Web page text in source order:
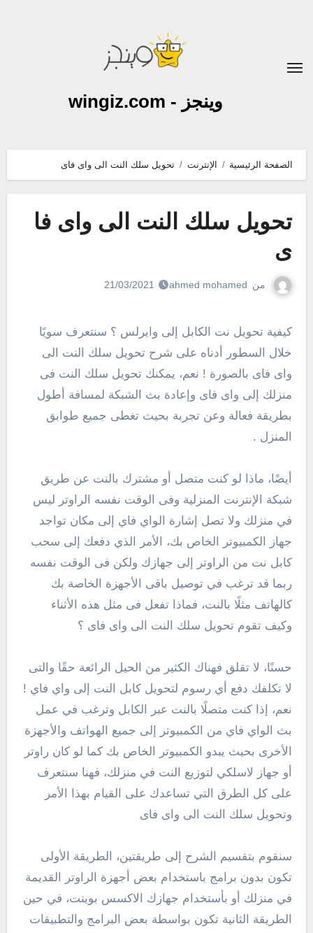
وينجز - wingiz.com
الصفحة الرئيسية الإنترنت تحويل سلك النت الى واى فاى
تحويل سلك النت الى واى فا
ى
من ahmed mohamed
21/03/2021
كيفية تحويل نت الكابل إلى وايرلس ؟ سنتعرف سويًا
خلال السطور أدناه على شرح تحويل سلك النت الى
واى فاى بالصورة ! نعم، يمكنك تحويل سلك النت فى
منزلك إلى واى فاى وإعادة بث الشبكة لمسافة أطول
بطريقة فعالة وعن تجربة بحيث تغطى جميع طوابق
المنزل .
أيضًا، ماذا لو كنت متصل أو مشترك بالنت عن طريق
شبكة الإنترنت المنزلية وفى الوقت نفسه الراوتر ليس
في منزلك ولا تصل إشارة الواي فاي إلى مكان تواجد
جهاز الكمبيوتر الخاص بك، الأمر الذي دفعك إلى سحب
كابل نت من الراوتر إلى جهازك ولكن فى الوقت نفسه
ربما قد ترغب في توصيل باقى الأجهزة الخاصة بك
كالهاتف مثلًا بالنت، فماذا تفعل فى مثل هذه الأثناء
وكيف تقوم تحويل سلك النت الى واى فاى ؟
حسنًا، لا تقلق فهناك الكثير من الحيل الرائعة حقًا والتى
لا تكلفك دفع أي رسوم لتحويل كابل النت إلى واي فاي !
نعم، إذا كنت متصلًا بالنت عبر الكابل وترغب في عمل
بث الواي فاي من الكمبيوتر إلى جميع الهواتف والأجهزة
الأخرى بحيث يبدو الكمبيوتر الخاص بك كما لو كان راوتر
أو جهاز لاسلكي لتوزيع النت في منزلك، فهنا سنتعرف
على كل الطرق التي تساعدك على القيام بهذا الأمر
وتحويل سلك النت الى واى فاى
سنقوم بتقسيم الشرح إلى طريقتين، الطريقة الأولى
تكون بدون برامج باستخدام بعض أجهزة الراوتر القديمة
في منزلك أو بأستخدام جهازك الاكسس بوينت، في حين
الطريقة الثانية تكون بواسطة بعض البرامج والتطبيقات